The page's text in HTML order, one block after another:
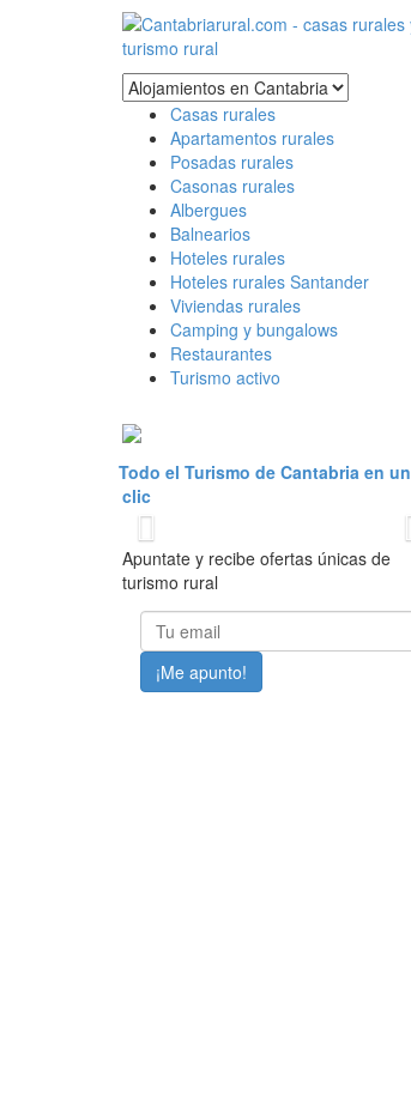
Casas rurales
Apartamentos rurales
Posadas rurales
Casonas rurales
Albergues
Balnearios
Hoteles rurales
Hoteles rurales Santander
Viviendas rurales
Camping y bungalows
Restaurantes
Turismo activo
Todo el Turismo de Cantabria en un
clic
Apuntate y recibe ofertas únicas de
turismo rural